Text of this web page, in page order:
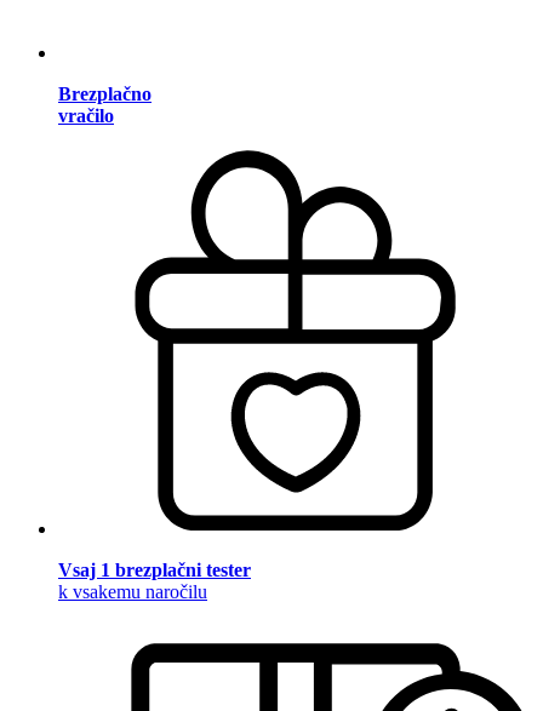
Brezplačno
vračilo
Vsaj 1 brezplačni tester
k vsakemu naročilu